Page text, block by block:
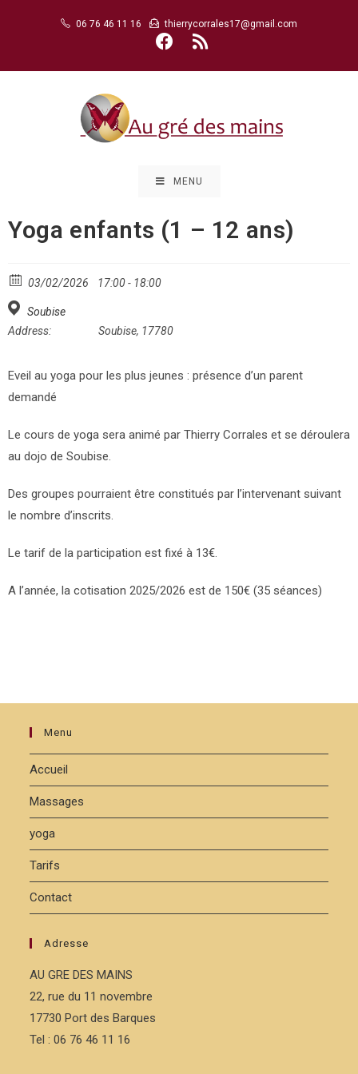
06 76 46 11 16 thierrycorrales17@gmail.com
MENU
Yoga enfants (1 – 12 ans)
03/02/2026 17:00 - 18:00
Soubise
Address:
Soubise, 17780
Eveil au yoga pour les plus jeunes : présence d’un parent
demandé
Le cours de yoga sera animé par Thierry Corrales et se déroulera
au dojo de Soubise.
Des groupes pourraient être constitués par l’intervenant suivant
le nombre d’inscrits.
Le tarif de la participation est fixé à 13€.
A l’année, la cotisation 2025/2026 est de 150€ (35 séances)
Menu
Accueil
Massages
yoga
Tarifs
Contact
Adresse
AU GRE DES MAINS
22, rue du 11 novembre
17730 Port des Barques
Tel : 06 76 46 11 16